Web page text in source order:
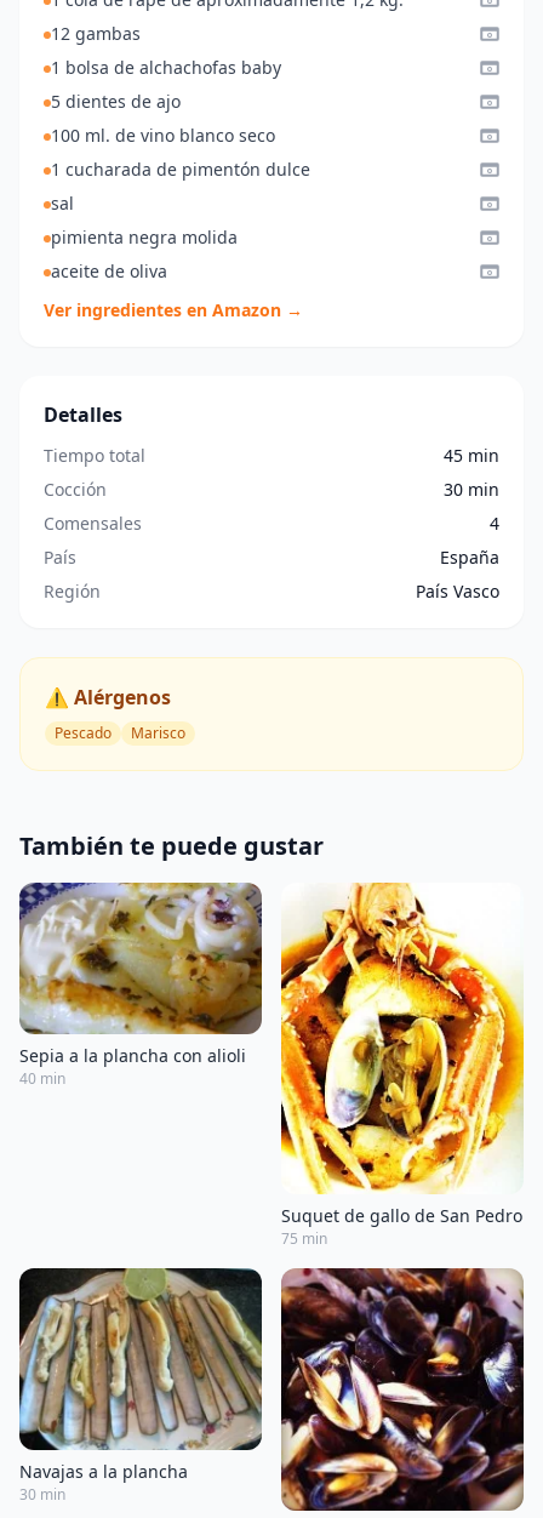
12 gambas
1 bolsa de alchachofas baby
5 dientes de ajo
100 ml. de vino blanco seco
1 cucharada de pimentón dulce
sal
pimienta negra molida
aceite de oliva
Ver ingredientes en Amazon →
Detalles
Tiempo total
45 min
Cocción
30 min
Comensales
4
País
España
Región
País Vasco
⚠️ Alérgenos
Pescado Marisco
También te puede gustar
Sepia a la plancha con alioli
40 min
Suquet de gallo de San Pedro
75 min
Navajas a la plancha
30 min